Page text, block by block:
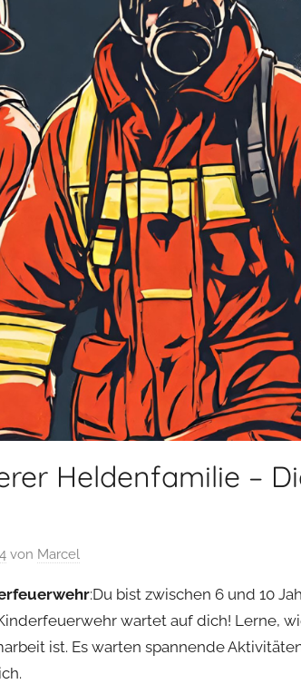
Heldenfamilie –
von Marcel
:Du bist zwischen 6 und 10
wartet auf dich! Lerne,
ist. Es warten spannende